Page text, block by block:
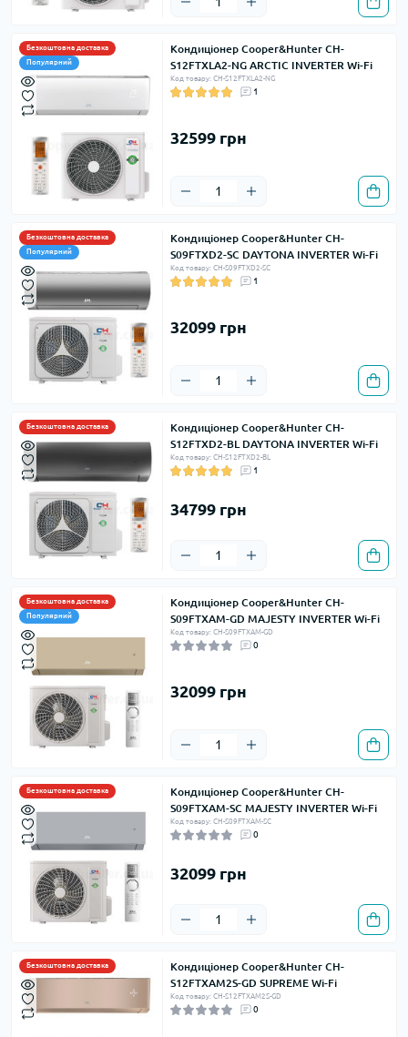
Безкоштовна доставка
Популярний
Кондиціонер Cooper&Hunter CH-
S12FTXLA2-NG ARCTIC INVERTER Wi-Fi
Код товару: CH-S12FTXLA2-NG
1
32599 грн
Безкоштовна доставка
Популярний
Кондиціонер Cooper&Hunter CH-
S09FTXD2-SC DAYTONA INVERTER Wi-Fi
Код товару: CH-S09FTXD2-SC
1
32099 грн
Безкоштовна доставка
Кондиціонер Cooper&Hunter CH-
S12FTXD2-BL DAYTONA INVERTER Wi-Fi
Код товару: CH-S12FTXD2-BL
1
34799 грн
Безкоштовна доставка
Популярний
Кондиціонер Cooper&Hunter CH-
S09FTXAM-GD MAJESTY INVERTER Wi-Fi
Код товару: CH-S09FTXAM-GD
0
32099 грн
Безкоштовна доставка
Кондиціонер Cooper&Hunter CH-
S09FTXAM-SC MAJESTY INVERTER Wi-Fi
Код товару: CH-S09FTXAM-SC
0
32099 грн
Безкоштовна доставка
Кондиціонер Cooper&Hunter CH-
S12FTXAM2S-GD SUPREME Wi-Fi
Код товару: CH-S12FTXAM2S-GD
0